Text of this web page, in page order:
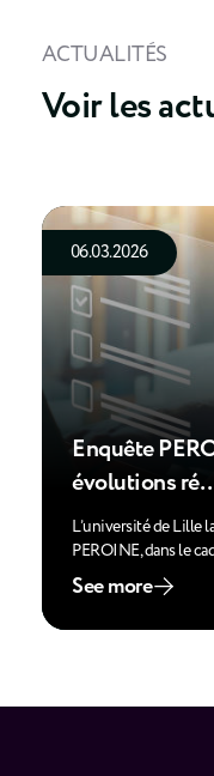
ACTUALITÉS
Voir les
06.03.2026
Enquête
évolutions
L’université de Lille
PEROINE, dans le
See more